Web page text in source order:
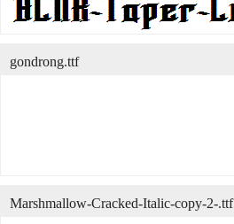
gondrong.ttf
Marshmallow-Cracked-Italic-copy-2-.ttf